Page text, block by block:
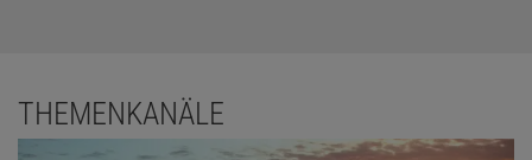
THEMENKANÄLE